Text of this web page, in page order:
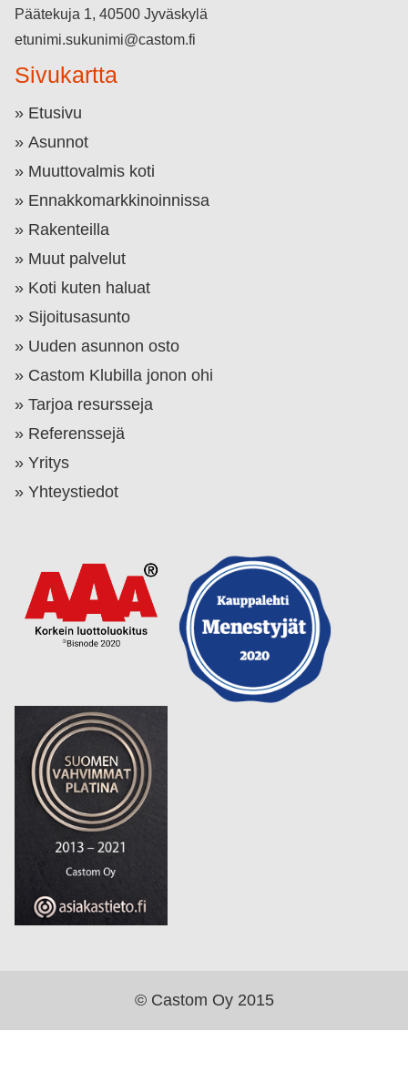
Päätekuja 1, 40500 Jyväskylä
etunimi.sukunimi@castom.fi
Sivukartta
Etusivu
Asunnot
Muuttovalmis koti
Ennakkomarkkinoinnissa
Rakenteilla
Muut palvelut
Koti kuten haluat
Sijoitusasunto
Uuden asunnon osto
Castom Klubilla jonon ohi
Tarjoa resursseja
Referenssejä
Yritys
Yhteystiedot
© Castom Oy 2015